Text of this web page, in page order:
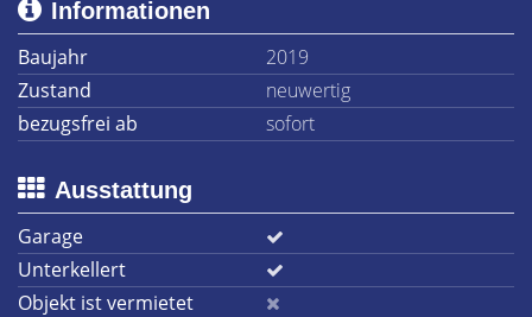
Informationen
Baujahr
2019
Zustand
neuwertig
bezugsfrei ab
sofort
Ausstattung
Garage
Unterkellert
Objekt ist vermietet